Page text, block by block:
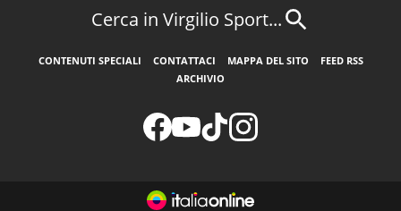
Cerca in Virgilio Sport...
CONTENUTI SPECIALI CONTATTACI MAPPA DEL SITO
FEED RSS
ARCHIVIO